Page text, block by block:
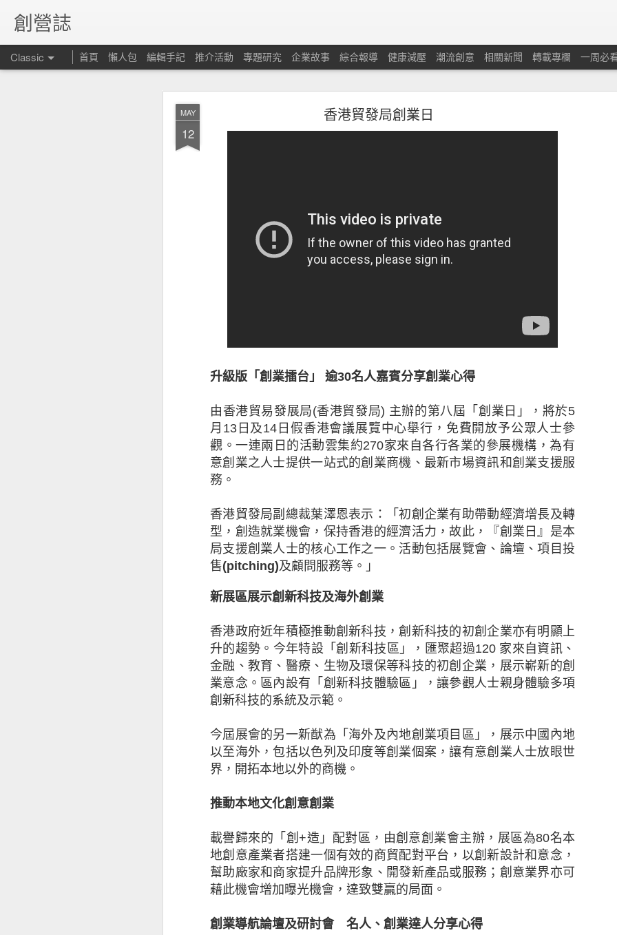
MAY
12
香港貿發局創業日
升級版「創業擂台」 逾30名人嘉賓分享創業心得
由香港貿易發展局(香港貿發局) 主辦的第八屆「創業日」，將於5
月 13日及14 日假香港會議展覽中心舉行，免費開放予公眾人士參
觀。一連兩日的活動雲集約270家來自各行各業的參展機構，為有
意創業之人士提供一站式的創業商機、最新市場資訊和創業支援服
務。
香港貿發局副總裁葉澤恩表示：「初創企業有助帶動經濟增長及轉
型，創造就業機會，保持香港的經濟活力，故此，『創業日』是本
局支援創業人士的核心工作之一。活動包括展覽會、論壇、項目投
售(pitching)及顧問服務等。」
新展區展示創新科技及海外創業
香港政府近年積極推動創新科技，創新科技的初創企業亦有明顯上
升的趨勢。今年特設「創新科技區」，匯聚超過120 家來自資訊、
金融、教育、醫療、生物及環保等科技的初創企業，展示嶄新的創
業意念。區內設有「創新科技體驗區」，讓參觀人士親身體驗多項
創新科技的系統及示範。
今屆展會的另一新猷為「海外及內地創業項目區」，展示中國內地
以至海外，包括以色列及印度等創業個案，讓有意創業人士放眼世
界，開拓本地以外的商機。
推動本地文化創意創業
載譽歸來的「創+造」配對區，由創意創業會主辦，展區為80名本
地創意產業者搭建一個有效的商貿配對平台，以創新設計和意念，
幫助廠家和商家提升品牌形象、開發新產品或服務；創意業界亦可
藉此機會增加曝光機會，達致雙贏的局面。
創業導航論壇及研討會 名人、創業達人分享心得
創營誌
Classic 首頁 懶人包 編輯手記 推介活動 專題研究 企業故事 綜合報導 健康減壓 潮流創意 相關新聞 轉載專欄 一周必
但仍憂慮經濟有可能下滑及在獲取新客戶和控制業務成本方面
昆士蘭保險香港最新的調查發現，本港中小企對商業及經濟前景已重拾信
香港及其他市場經濟有可能下滑、難於獲取新客戶及業務成本上漲等問題。
是次發表的中小企調查顯示，近五分之二（39%）的香港中小企表示過去
被問及未來12個月的前景時，接近一半（47%）的中小企預計其業務的銷
儘管對前景持樂觀態度，但不少中小企表示憂慮香港及其他市場的經濟有
影響其業務表現（38%），該比例較2021年大幅上升8個百分點。他們認
徵狀是：投資者和消費者信心下跌、全球通脹上升以及本港客戶需求下降
能性外，中小企亦擔心在保留現有客戶及獲取新客戶時面對的困難（37%
值得注意的是，越來越多中小企憂慮董事被指控參與不當行為而須承擔
2020年的18%逐漸上升至是次調查顯示的26%，其中一個潛在原因是監管要
基於上述的憂慮，中小企預計在未來12個月將增加在僱員培訓、僱員人數
中小企正重新考慮增加海外業務
擁有海外業務的本港中小企比例為 29%，較2021年的37%有所下降。然而
取新客戶方面的擔憂。雖然中小企擁有進取的拓展計劃，但他們對跨國保